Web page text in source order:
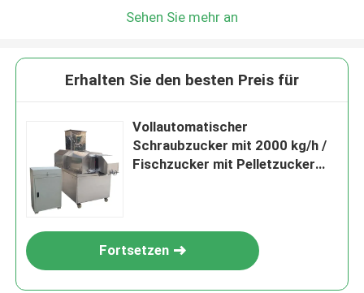
Sehen Sie mehr an
Erhalten Sie den besten Preis für
Vollautomatischer
Schraubzucker mit 2000 kg/h /
Fischzucker mit Pelletzucker
Fortsetzen